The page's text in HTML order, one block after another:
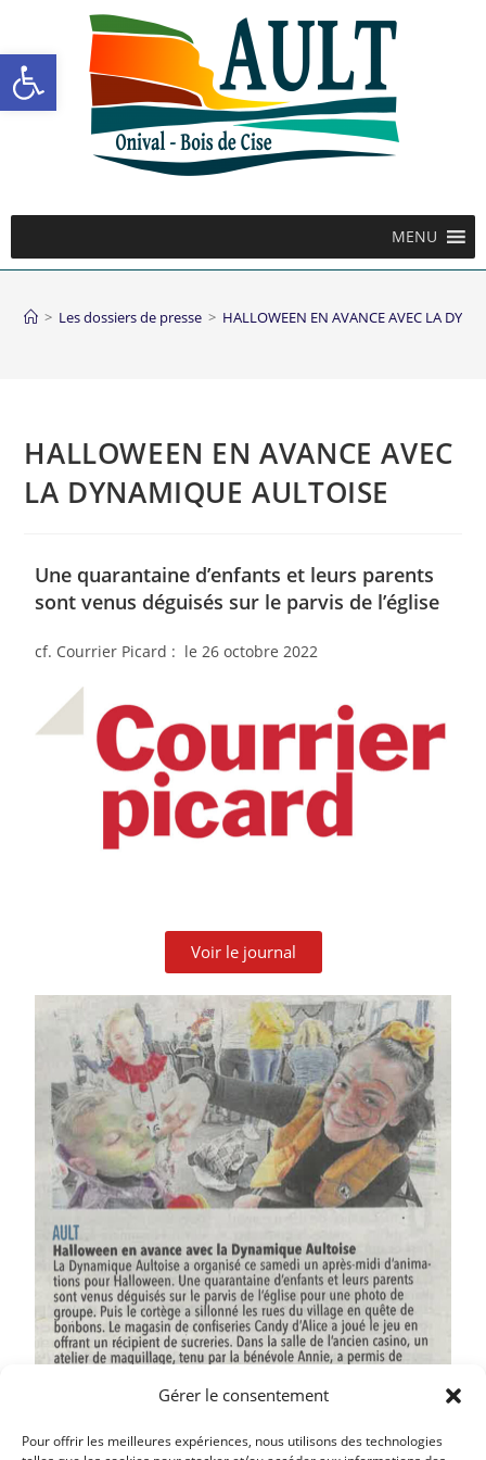
Ouvrir la barre d’outils
Gérer le consentement
Pour offrir les meilleures expériences, nous utilisons des technologies
MENU
> Les dossiers de presse > HALLOWEEN EN AVANCE AVEC LA
HALLOWEEN EN AVANCE AVEC
LA DYNAMIQUE AULTOISE
Une quarantaine d’enfants et leurs parents
sont venus déguisés sur le parvis de l’église
cf. Courrier Picard : le 26 octobre 2022
Voir le journal